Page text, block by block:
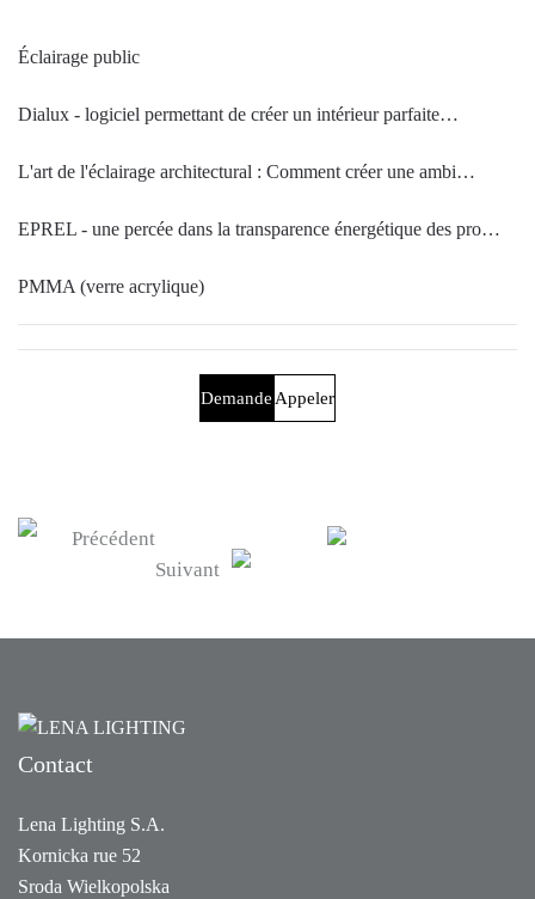
Éclairage public
Dialux - logiciel permettant de créer un intérieur parfaite…
L'art de l'éclairage architectural : Comment créer une ambi…
EPREL - une percée dans la transparence énergétique des pro…
PMMA (verre acrylique)
DemandeAppeler
Précédent
Suivant
Contact
Lena Lighting S.A.
Kornicka rue 52
Sroda Wielkopolska